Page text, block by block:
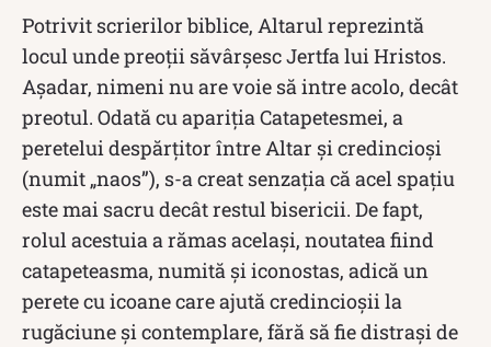
Potrivit scrierilor biblice, Altarul reprezintă
locul unde preoții săvârșesc Jertfa lui Hristos.
Așadar, nimeni nu are voie să intre acolo, decât
preotul. Odată cu apariţia Catapetesmei, a
peretelui despărţitor între Altar şi credincioși
(numit „naos”), s-a creat senzația că acel spațiu
este mai sacru decât restul bisericii. De fapt,
rolul acestuia a rămas același, noutatea fiind
catapeteasma, numită şi iconostas, adică un
perete cu icoane care ajută credincioșii la
rugăciune și contemplare, fără să fie distrași de